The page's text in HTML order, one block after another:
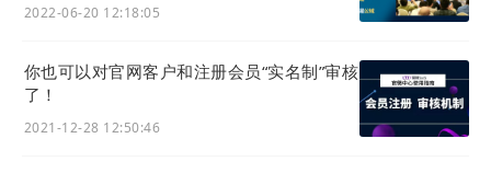
2022-06-20 12:18:05
你也可以对官网客户和注册会员“实名制”审核
了！
2021-12-28 12:50:46